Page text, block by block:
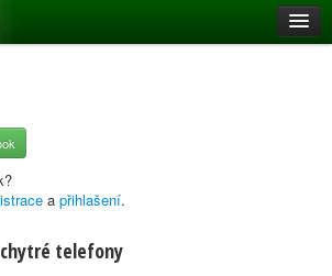
a přihlašení.
telefony